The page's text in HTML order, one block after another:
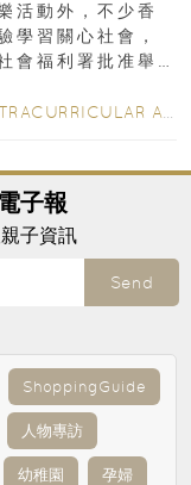
活動外，不少香
學習關心社會，
會福利署批准舉
ACTIVITIES
電子報
子資訊
Send
ShoppingGuide
人物專訪
幼稚園 孕婦